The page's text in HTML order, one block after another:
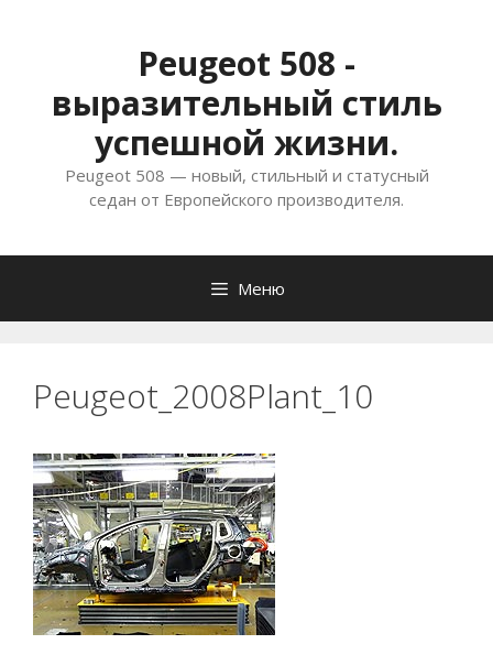
Peugeot 508 -
выразительный стиль
успешной жизни.
Peugeot 508 — новый, стильный и статусный
седан от Европейского производителя.
Меню
Peugeot_2008Plant_10